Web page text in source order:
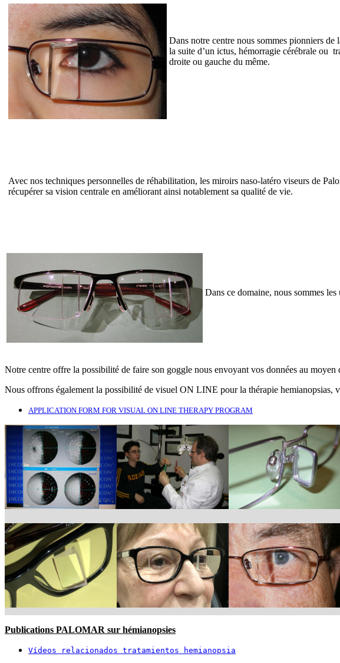
Dans notre centre nous sommes pionniers
la suite d’un ictus, hémorragie cérébrale ou
droite ou gauche du même.
Avec nos techniques personnelles de réhabilitation, les miroirs naso-latéro viseurs de
récupérer sa vision centrale en améliorant ainsi notablement sa qualité de vie.
Dans ce domaine, nous sommes
Notre centre offre la possibilité de faire son goggle nous envoyant vos données au
Nous offrons également la possibilité de visuel ON LINE pour la thérapie hemianopsias,
APPLICATION FORM FOR VISUAL ON LINE THERAPY PROGRAM
Publications PALOMAR sur hémianopsies
Vídeos relacionados tratamientos hemianopsia